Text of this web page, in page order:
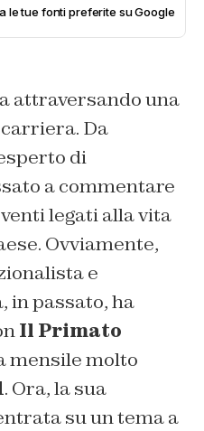
le tue fonti preferite su Google
attraversando una
Da
di
a commentare
legati alla vita
Ovviamente,
e
in passato, ha
Il Primato
mensile molto
. Ora, la sua
su un tema a